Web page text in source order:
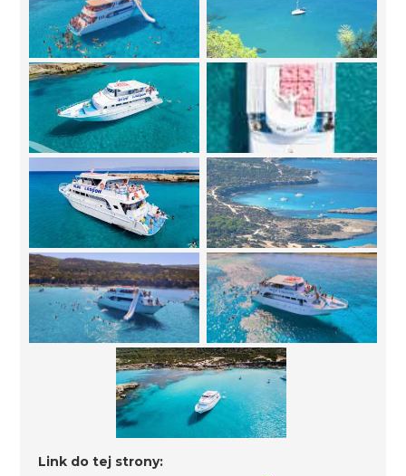
Link do tej strony: